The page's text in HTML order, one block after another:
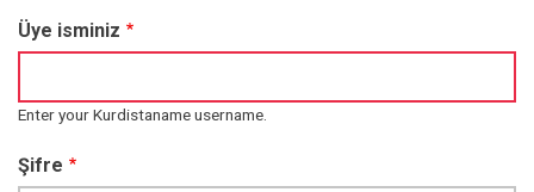
Üye isminiz
Enter your Kurdistaname username.
Şifre